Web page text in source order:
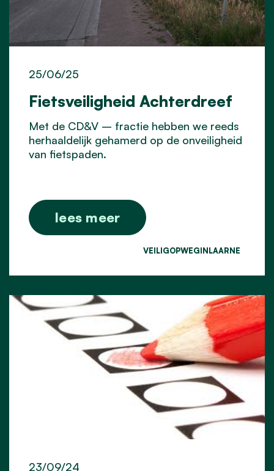
Fietsveiligheid Achterdreef
25/06/25
Met de CD&V – fractie hebben we reeds
herhaaldelijk gehamerd op de onveiligheid
van fietspaden.
lees meer
VEILIGOPWEGINLAARNE
23/09/24